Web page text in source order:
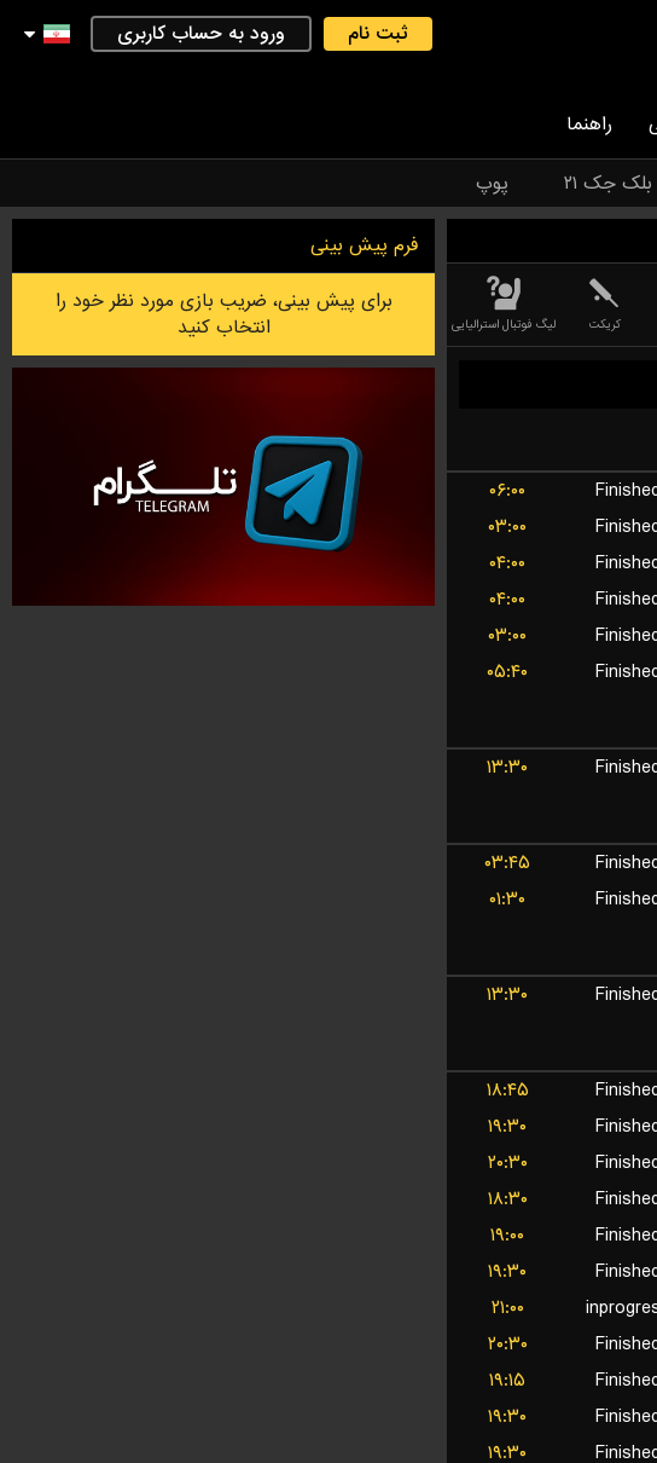
ثبت نام ورود به حساب کاربری
راهنما
بلک جک ۲۱ پوپ
کریکت لیگ فوتبال استرالیایی بازی PESSAPALLO ( بیس بال فندلاندی )
۰۶:۰۰
۰۳:۰۰
۰۴:۰۰
۰۴:۰۰
۰۳:۰۰
۰۵:۴۰
۱۳:۳۰
۰۳:۴۵
۰۱:۳۰
۱۳:۳۰
۱۸:۴۵
۱۹:۳۰
۲۰:۳۰
۱۸:۳۰
۱۹:۰۰
۱۹:۳۰
۲۱:۰۰
۲۰:۳۰
۱۹:۱۵
۱۹:۳۰
۱۹:۳۰
فرم پیش بینی
برای پیش بینی، ضریب بازی مورد نظر خود را
انتخاب کنید